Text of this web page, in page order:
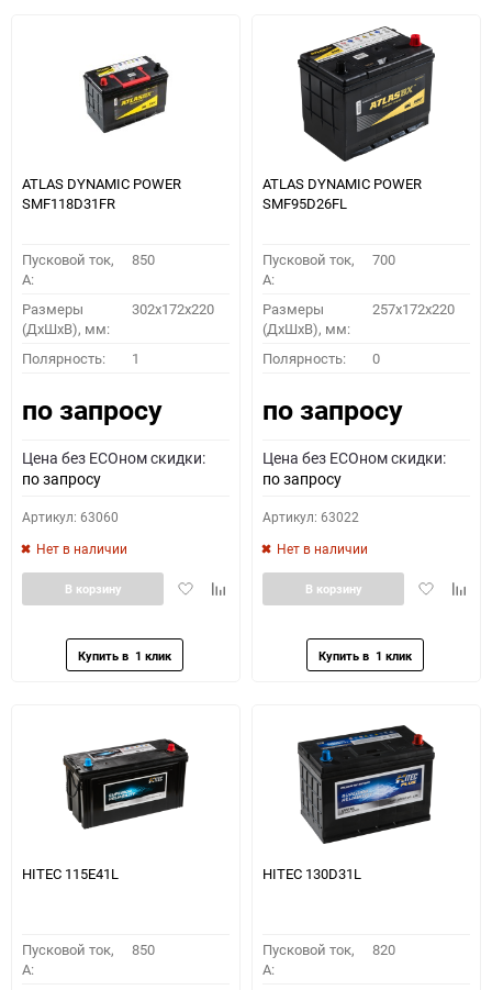
ATLAS DYNAMIC POWER
SMF118D31FR
Пусковой ток,
A:
850
Размеры
(ДхШхВ), мм:
302x172x220
Полярность: 1
по запросу
Цена без ECOном скидки:
по запросу
Артикул: 63060
Нет в наличии
ДобавитьДобавить
В корзину
ATLAS DYNAMIC POWER
SMF95D26FL
Пусковой ток,
A:
700
Размеры
(ДхШхВ), мм:
257x172x220
Полярность: 0
по запросу
Цена без ECOном скидки:
по запросу
Артикул: 63022
Нет в наличии
Добавить
В корзину
HITEC 115E41L
Пусковой ток,
A:
850
HITEC 130D31L
Пусковой ток,
A:
820